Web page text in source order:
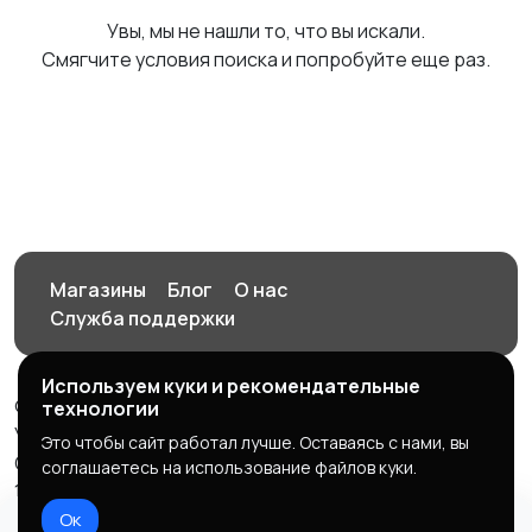
Увы, мы не нашли то, что вы искали.
Смягчите условия поиска и попробуйте еще раз.
Магазины Блог
О нас
Служба поддержки
© 2026 Орен-АЙ - Авто | Недвижимость | Работа |
Услуги
Создал Карусов Е.С ООО "ЦПК" ИНН 5609203278 ОГРН
1235600008841
Используем куки и рекомендательные
технологии
Это чтобы сайт работал лучше. Оставаясь с нами, вы
соглашаетесь на использование файлов куки.
Ок